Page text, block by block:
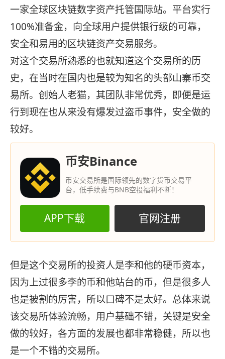
一家全球区块链数字资产托管国际站。平台实行
100%准备金，向全球用户提供银行级的可靠，
安全和易用的区块链资产交易服务。
对这个交易所熟悉的也就知道这个交易所的历
史，在当时在国内也是较为知名的头部山寨币交
易所。创始人老猫，其团队非常优秀，即便是运
行到现在也从来没有爆发过盗币事件，安全做的
较好。
币安Binance
币安交易所是国际领先的数字货币交易平
台，低手续费与BNB空投福利不断！
APP下载 官网注册
但是这个交易所的投资人是李和他的硬币资本，
因为上过很多李的币和他站台的币，但是很多人
也是被割的厉害，所以口碑不是太好。总体来说
该交易所体验流畅，用户基础不错，关键是安全
做的较好，各方面的发展也都非常稳健，所以也
是一个不错的交易所。